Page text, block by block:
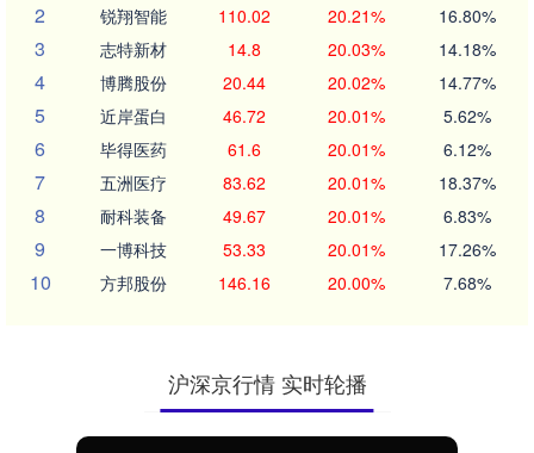
2 锐翔智能 110.02 20.21% 16.80%
3 志特新材 14.8 20.03% 14.18%
4 博腾股份 20.44 20.02% 14.77%
5 近岸蛋白 46.72 20.01% 5.62%
6 毕得医药 61.6 20.01% 6.12%
7 五洲医疗 83.62 20.01% 18.37%
8 耐科装备 49.67 20.01% 6.83%
9 一博科技 53.33 20.01% 17.26%
10 方邦股份 146.16 20.00% 7.68%
沪深京行情 实时轮播